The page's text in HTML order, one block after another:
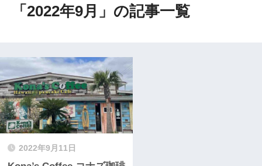
「2022年9月」の記事一覧
2022年9月11日